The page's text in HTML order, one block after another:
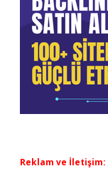
Reklam ve İletişim: